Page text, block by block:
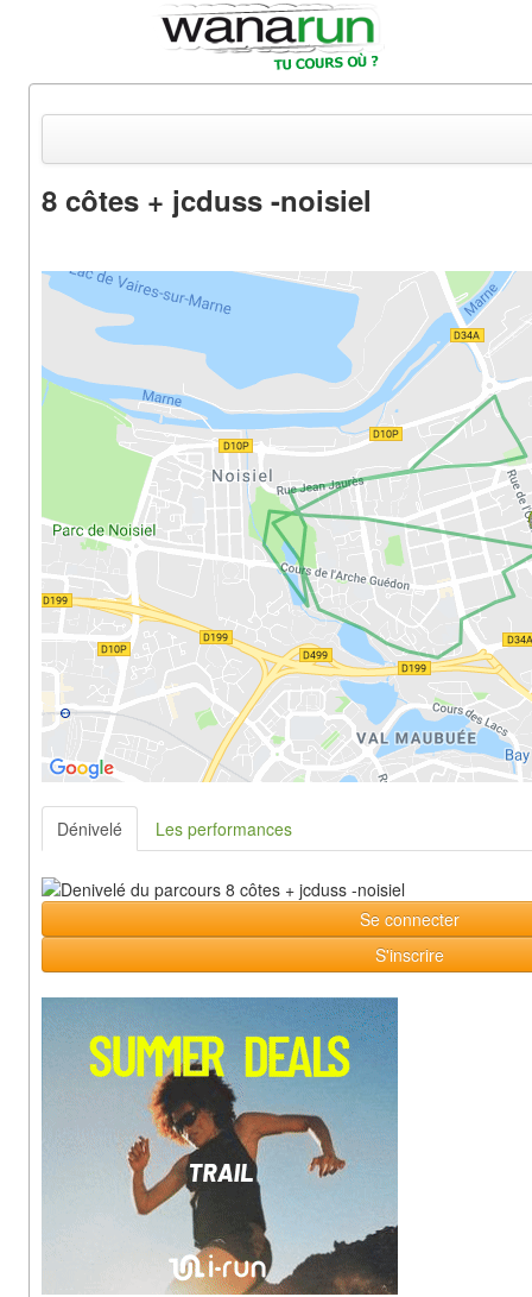
Equipements & Tests
Parcours & Courses
Outils & Réseaux
8 côtes + jcduss -noisiel
Dénivelé Les performances
Se connecter
S'inscrire